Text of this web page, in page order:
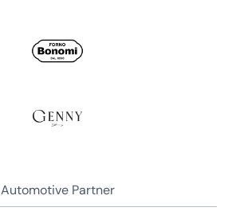
Automotive Partner